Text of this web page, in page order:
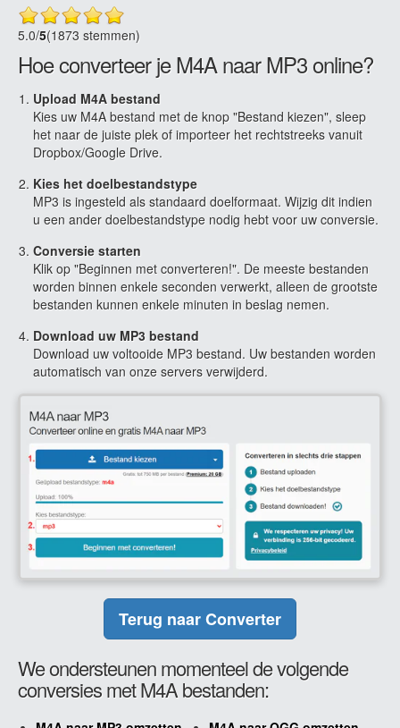
5.0/5(1873 stemmen)
Hoe converteer je M4A naar MP3 online?
Upload M4A bestand
Kies uw M4A bestand met de knop "Bestand kiezen", sleep
het naar de juiste plek of importeer het rechtstreeks vanuit
Dropbox/Google Drive.
Kies het doelbestandstype
MP3 is ingesteld als standaard doelformaat. Wijzig dit indien
u een ander doelbestandstype nodig hebt voor uw conversie.
Conversie starten
Klik op "Beginnen met converteren!". De meeste bestanden
worden binnen enkele seconden verwerkt, alleen de grootste
bestanden kunnen enkele minuten in beslag nemen.
Download uw MP3 bestand
Download uw voltooide MP3 bestand. Uw bestanden worden
automatisch van onze servers verwijderd.
Terug naar Converter
We ondersteunen momenteel de volgende
conversies met M4A bestanden: